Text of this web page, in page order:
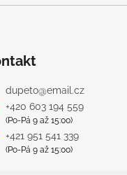
dupeto@email.cz
+420 603 194 559
(Po-Pá 9 až 15:00)
+421 951 541 339
(Po-Pá 9 až 15:00)